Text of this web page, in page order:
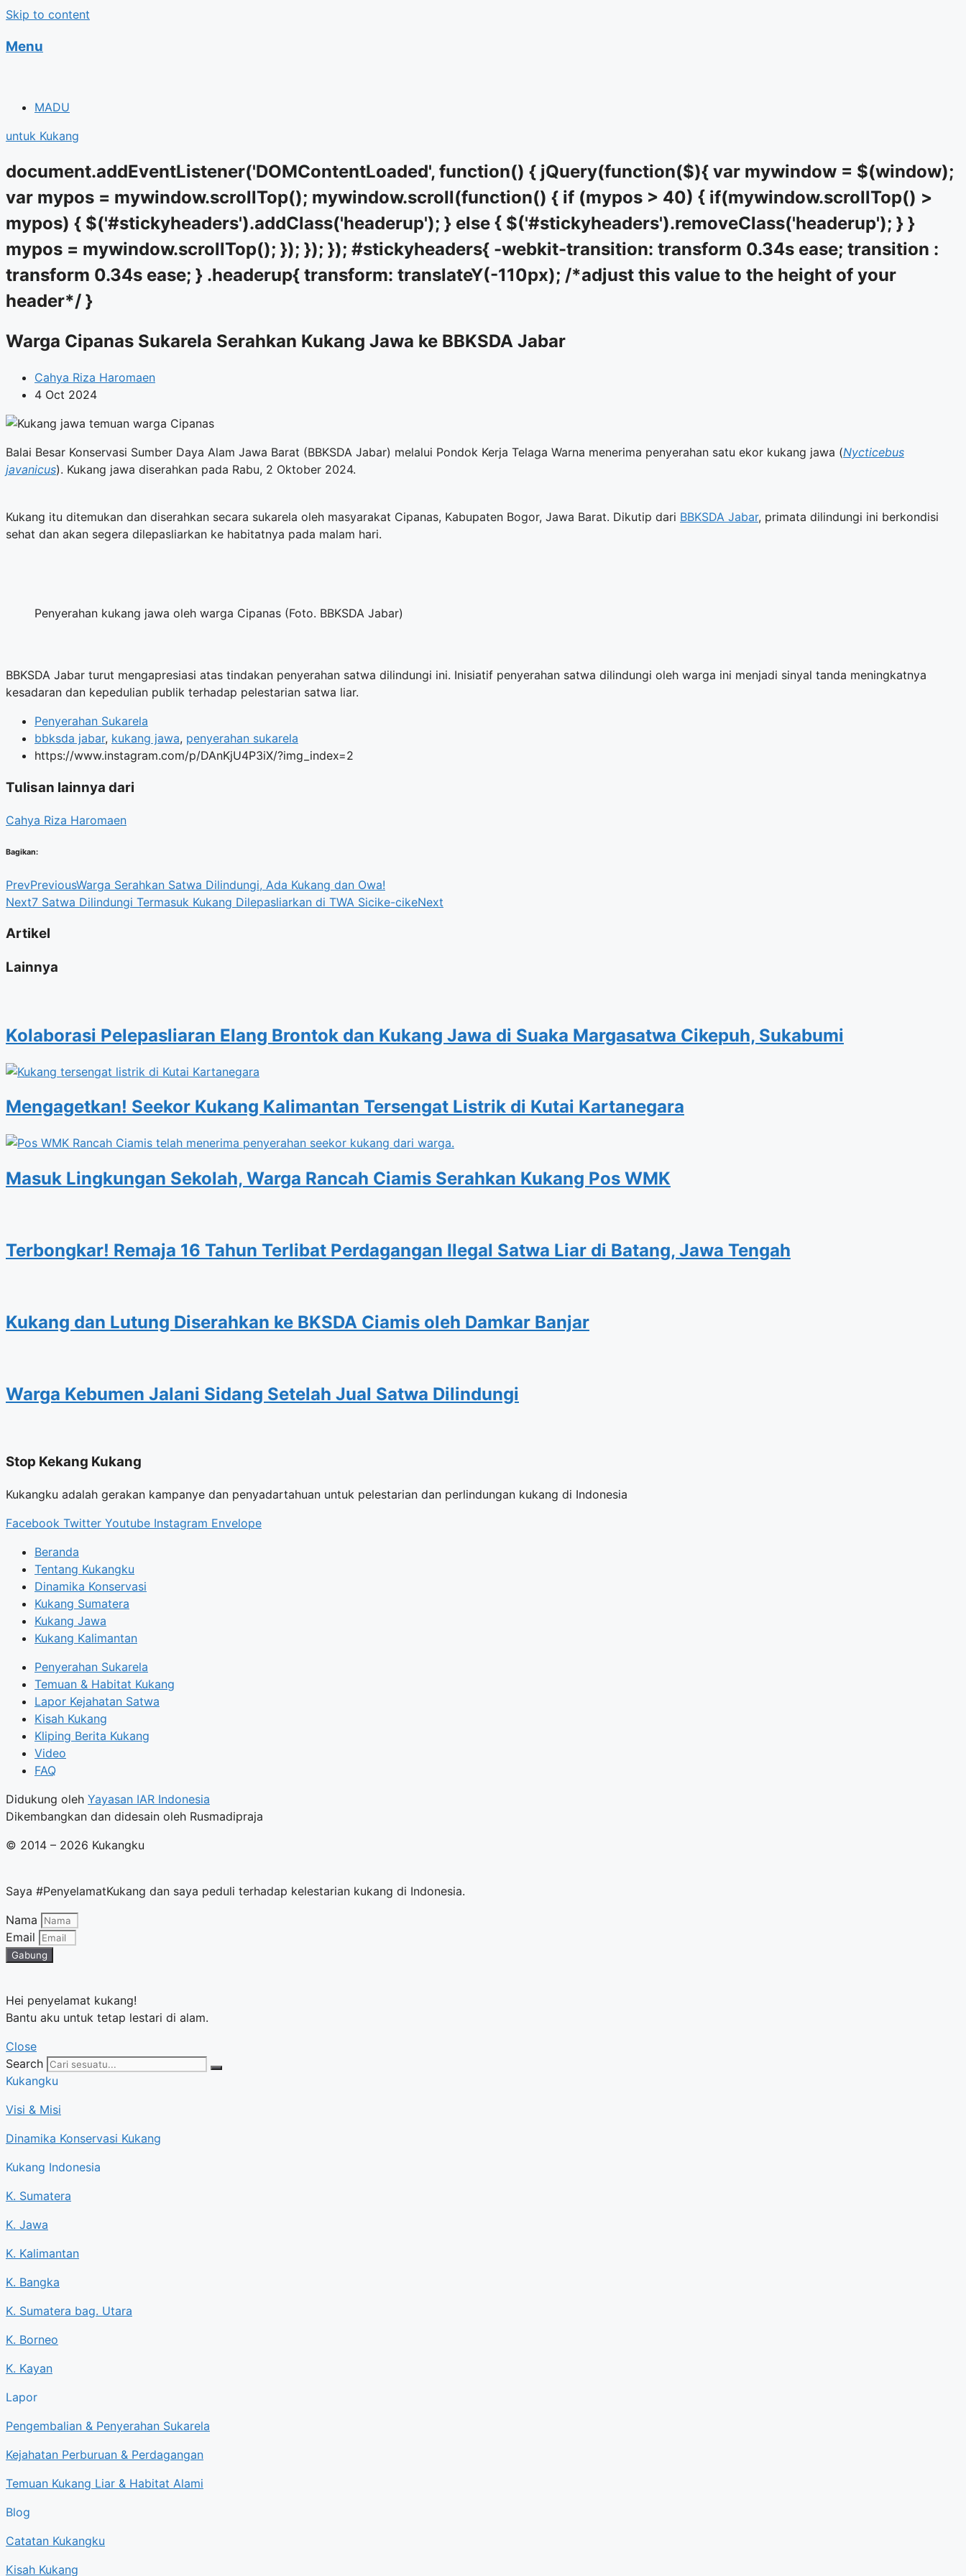
Skip to content
Menu
MADU
untuk Kukang
document.addEventListener('DOMContentLoaded', function() { jQuery(function($){ var mywindow = $(window);
var mypos = mywindow.scrollTop(); mywindow.scroll(function() { if (mypos > 40) { if(mywindow.scrollTop() >
mypos) { $('#stickyheaders').addClass('headerup'); } else { $('#stickyheaders').removeClass('headerup'); } }
mypos = mywindow.scrollTop(); }); }); }); #stickyheaders{ -webkit-transition: transform 0.34s ease; transition :
transform 0.34s ease; } .headerup{ transform: translateY(-110px); /*adjust this value to the height of your
header*/ }
Warga Cipanas Sukarela Serahkan Kukang Jawa ke BBKSDA Jabar
Cahya Riza Haromaen
4 Oct 2024
Balai Besar Konservasi Sumber Daya Alam Jawa Barat (BBKSDA Jabar) melalui Pondok Kerja Telaga Warna menerima penyerahan satu ekor kukang jawa (Nycticebus
javanicus). Kukang jawa diserahkan pada Rabu, 2 Oktober 2024.
Kukang itu ditemukan dan diserahkan secara sukarela oleh masyarakat Cipanas, Kabupaten Bogor, Jawa Barat. Dikutip dari BBKSDA Jabar, primata dilindungi ini berkondisi
sehat dan akan segera dilepasliarkan ke habitatnya pada malam hari.
Penyerahan kukang jawa oleh warga Cipanas (Foto. BBKSDA Jabar)
BBKSDA Jabar turut mengapresiasi atas tindakan penyerahan satwa dilindungi ini. Inisiatif penyerahan satwa dilindungi oleh warga ini menjadi sinyal tanda meningkatnya
kesadaran dan kepedulian publik terhadap pelestarian satwa liar.
Penyerahan Sukarela
bbksda jabar, kukang jawa, penyerahan sukarela
https://www.instagram.com/p/DAnKjU4P3iX/?img_index=2
Tulisan lainnya dari
Cahya Riza Haromaen
Bagikan:
PrevPreviousWarga Serahkan Satwa Dilindungi, Ada Kukang dan Owa!
Next7 Satwa Dilindungi Termasuk Kukang Dilepasliarkan di TWA Sicike-cikeNext
Artikel
Lainnya
Kolaborasi Pelepasliaran Elang Brontok dan Kukang Jawa di Suaka Margasatwa Cikepuh, Sukabumi
Mengagetkan! Seekor Kukang Kalimantan Tersengat Listrik di Kutai Kartanegara
Masuk Lingkungan Sekolah, Warga Rancah Ciamis Serahkan Kukang Pos WMK
Terbongkar! Remaja 16 Tahun Terlibat Perdagangan Ilegal Satwa Liar di Batang, Jawa Tengah
Kukang dan Lutung Diserahkan ke BKSDA Ciamis oleh Damkar Banjar
Warga Kebumen Jalani Sidang Setelah Jual Satwa Dilindungi
Stop Kekang Kukang
Kukangku adalah gerakan kampanye dan penyadartahuan untuk pelestarian dan perlindungan kukang di Indonesia
Facebook Twitter Youtube Instagram Envelope
Beranda
Tentang Kukangku
Dinamika Konservasi
Kukang Sumatera
Kukang Jawa
Kukang Kalimantan
Penyerahan Sukarela
Temuan & Habitat Kukang
Lapor Kejahatan Satwa
Kisah Kukang
Kliping Berita Kukang
Video
FAQ
Didukung oleh Yayasan IAR Indonesia
Dikembangkan dan didesain oleh Rusmadipraja
© 2014 – 2026 Kukangku
Saya #PenyelamatKukang dan saya peduli terhadap kelestarian kukang di Indonesia.
Nama
Email
Gabung
Hei penyelamat kukang!
Bantu aku untuk tetap lestari di alam.
Close
Search
Kukangku
Visi & Misi
Dinamika Konservasi Kukang
Kukang Indonesia
K. Sumatera
K. Jawa
K. Kalimantan
K. Bangka
K. Sumatera bag. Utara
K. Borneo
K. Kayan
Lapor
Pengembalian & Penyerahan Sukarela
Kejahatan Perburuan & Perdagangan
Temuan Kukang Liar & Habitat Alami
Blog
Catatan Kukangku
Kisah Kukang